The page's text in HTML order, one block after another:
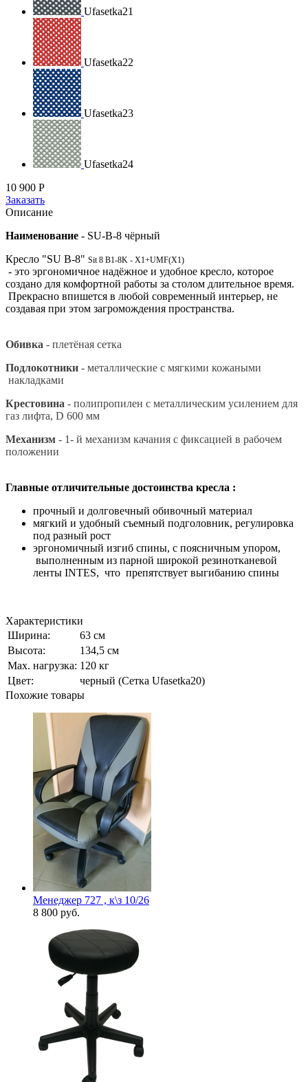
Ufasetka21
Ufasetka22
Ufasetka23
Ufasetka24
10 900 Р
Заказать
Описание
Наименование - SU-B-8 чёрный
Кресло "SU B-8" Sit 8 B1-8K - X1+UMF(X1)
- это эргономичное надёжное и удобное кресло, которое
создано для комфортной работы за столом длительное время.
Прекрасно впишется в любой современный интерьер, не
создавая при этом загромождения пространства.
Обивка - плетёная сетка
Подлокотники - металлические с мягкими кожаными
накладками
Крестовина - полипропилен с металлическим усилением для
газ лифта, D 600 мм
Механизм - 1- й механизм качания с фиксацией в рабочем
положении
Главные отличительные достоинства кресла :
прочный и долговечный обивочный материал
мягкий и удобный съемный подголовник, регулировка
под разный рост
эргономичный изгиб спины, с поясничным упором,
выполненным из парной широкой резинотканевой
ленты INTES, что препятствует выгибанию спины
Характеристики
Ширина:
63 см
Высота:
134,5 см
Мах. нагрузка: 120 кг
Цвет:
черный (Сетка Ufasetka20)
Похожие товары
Менеджер 727 , к\з 10/26
8 800 руб.